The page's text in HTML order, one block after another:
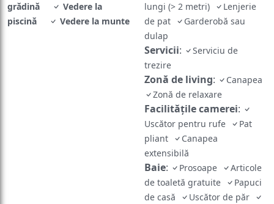
grădină
Vedere la
piscină
Vedere la munte
lungi (> 2 metri)
Lenjerie
de pat
Garderobă sau
dulap
Servicii:
Serviciu de
trezire
Zonă de living:
Canapea
Zonă de relaxare
Facilităţile camerei:
Uscător pentru rufe
Pat
pliant
Canapea
extensibilă
Baie: Prosoape
Articole
de toaletă gratuite
Papuci
de casă
Uscător de păr